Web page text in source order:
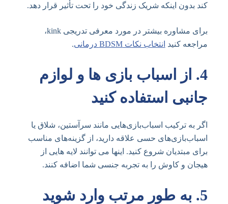
کند بدون اینکه شریک زندگی خود را تحت تأثیر قرار دهد.
برای مشاوره بیشتر در مورد معرفی تدریجی kink،
مراجعه کنید انتخاب نکات BDSM درمانی .
4.
از اسباب بازی ها و لوازم
جانبی استفاده کنید
اگر به ترکیب اسباب‌بازی‌هایی مانند سرآستین، شلاق یا
اسباب‌بازی‌های حسی علاقه دارید، از گزینه‌های مناسب
برای مبتدیان شروع کنید. اینها می توانند لایه هایی از
هیجان و کاوش را به تجربه جنسی شما اضافه کنند.
5. به طور مرتب وارد شوید